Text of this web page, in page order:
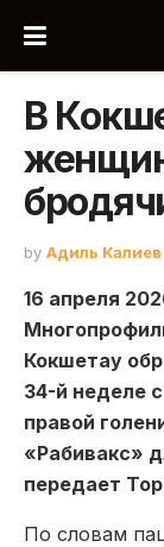
В
by Адиль Калиев
16 апреля
Кокшетау
34-й неделе
правой
«Рабивакс»
передает
По словам